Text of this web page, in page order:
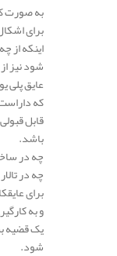
به صورت
برای
اینکه از
شود نیز
عایق پلی
که
قابل
باشد.
چه در
چه در
برای
و به
یک قضیه
شود.